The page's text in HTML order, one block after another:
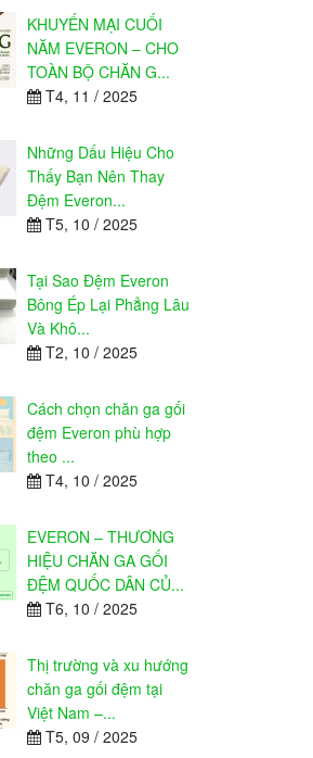
KHUYẾN MẠI CUỐI
NĂM EVERON – CHO
TOÀN BỘ CHĂN G...
T4, 11 / 2025
Những Dấu Hiệu Cho
Thấy Bạn Nên Thay
Đệm Everon...
T5, 10 / 2025
Tại Sao Đệm Everon
Bông Ép Lại Phẳng Lâu
Và Khô...
T2, 10 / 2025
Cách chọn chăn ga gối
đệm Everon phù hợp
theo ...
T4, 10 / 2025
EVERON – THƯƠNG
HIỆU CHĂN GA GỐI
ĐỆM QUỐC DÂN CỦ...
T6, 10 / 2025
Thị trường và xu hướng
chăn ga gối đệm tại
Việt Nam –...
T5, 09 / 2025